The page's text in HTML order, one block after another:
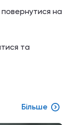
повернутися на
та
Більше